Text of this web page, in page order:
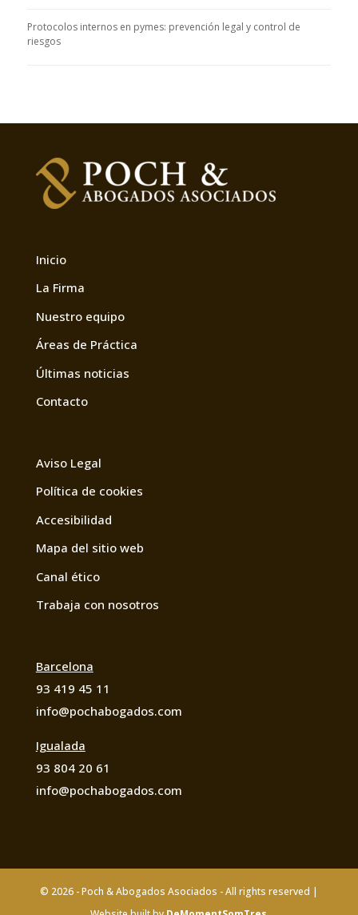
Protocolos internos en pymes: prevención legal y control de
riesgos
Inicio
La Firma
Nuestro equipo
Áreas de Práctica
Últimas noticias
Contacto
Aviso Legal
Política de cookies
Accesibilidad
Mapa del sitio web
Canal ético
Trabaja con nosotros
Barcelona
93 419 45 11
info@pochabogados.com
Igualada
93 804 20 61
info@pochabogados.com
© 2026- Poch & Abogados Asociados - All rights reserved |